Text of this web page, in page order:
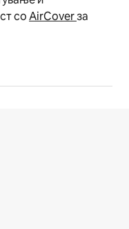
соAirCoverза